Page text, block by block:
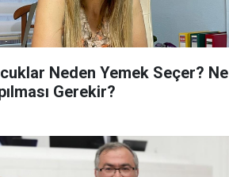
Neden Yemek Seçer? Ne
Gerekir?